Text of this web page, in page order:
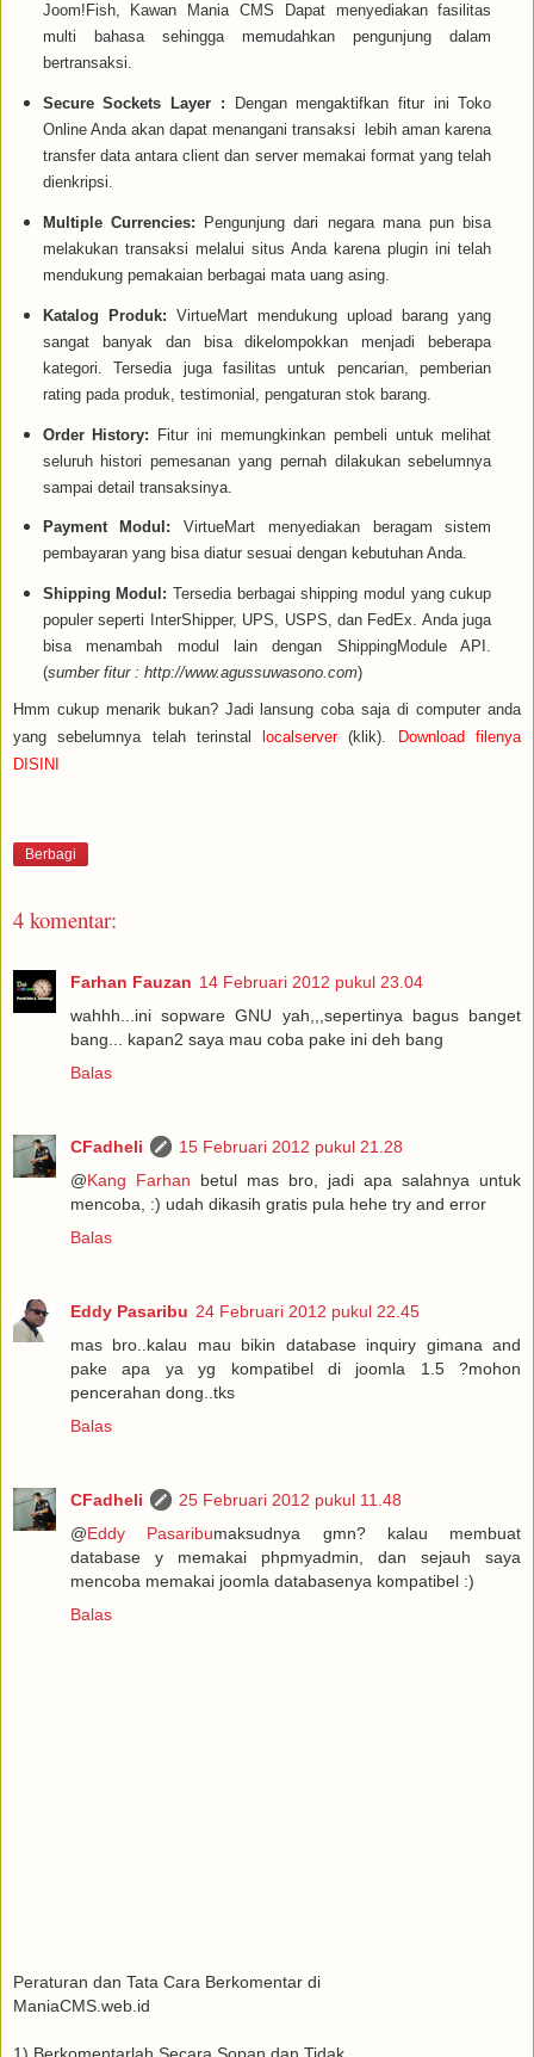
Joom!Fish, Kawan Mania CMS Dapat menyediakan fasilitas
multi bahasa sehingga memudahkan pengunjung dalam
bertransaksi.
Secure Sockets Layer : Dengan mengaktifkan fitur ini Toko
Online Anda akan dapat menangani transaksi lebih aman karena
transfer data antara client dan server memakai format yang telah
dienkripsi.
Multiple Currencies: Pengunjung dari negara mana pun bisa
melakukan transaksi melalui situs Anda karena plugin ini telah
mendukung pemakaian berbagai mata uang asing.
Katalog Produk: VirtueMart mendukung upload barang yang
sangat banyak dan bisa dikelompokkan menjadi beberapa
kategori. Tersedia juga fasilitas untuk pencarian, pemberian
rating pada produk, testimonial, pengaturan stok barang.
Order History: Fitur ini memungkinkan pembeli untuk melihat
seluruh histori pemesanan yang pernah dilakukan sebelumnya
sampai detail transaksinya.
Payment Modul:VirtueMart menyediakan beragam sistem
pembayaran yang bisa diatur sesuai dengan kebutuhan Anda.
Shipping Modul: Tersedia berbagai shipping modul yang cukup
populer seperti InterShipper, UPS, USPS, dan FedEx. Anda juga
bisa menambah modul lain dengan ShippingModule API.
(sumber fitur : http://www.agussuwasono.com)
Hmm cukup menarik bukan? Jadi lansung coba saja di computer anda
yang sebelumnya telah terinstal
localserver (klik).
Download filenya
DISINI
Berbagi
4 komentar:
Farhan Fauzan 14 Februari 2012 pukul 23.04
wahhh...ini sopware GNU yah,,,sepertinya bagus banget
bang... kapan2 saya mau coba pake ini deh bang
Balas
CFadheli
15 Februari 2012 pukul 21.28
@Kang Farhan betul mas bro, jadi apa salahnya untuk
mencoba, :) udah dikasih gratis pula hehe try and error
Balas
Eddy Pasaribu 24 Februari 2012 pukul 22.45
mas bro..kalau mau bikin database inquiry gimana and
pake apa ya yg kompatibel di joomla 1.5 ?mohon
pencerahan dong..tks
Balas
CFadheli
25 Februari 2012 pukul 11.48
@Eddy Pasaribumaksudnya gmn? kalau membuat
database y memakai phpmyadmin, dan sejauh saya
mencoba memakai joomla databasenya kompatibel :)
Balas
Peraturan dan Tata Cara Berkomentar di
ManiaCMS.web.id
1) Berkomentarlah Secara Sopan dan Tidak